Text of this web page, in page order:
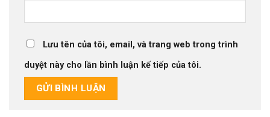
Lưu tên của tôi, email, và trang web trong trình
duyệt này cho lần bình luận kế tiếp của tôi.